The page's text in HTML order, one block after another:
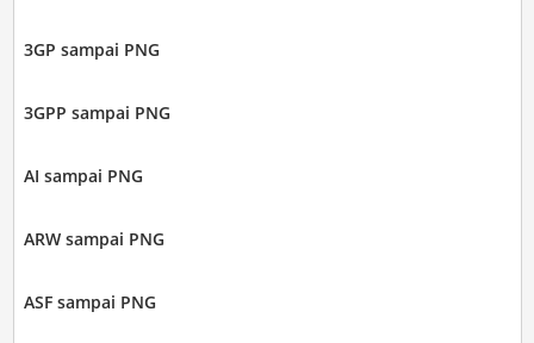
3GP sampai PNG
3GPP sampai PNG
AI sampai PNG
ARW sampai PNG
ASF sampai PNG